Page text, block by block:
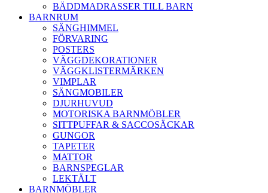
BÄDDMADRASSER TILL BARN
BARNRUM
SÄNGHIMMEL
FÖRVARING
POSTERS
VÄGGDEKORATIONER
VÄGGKLISTERMÄRKEN
VIMPLAR
SÄNGMOBILER
DJURHUVUD
MOTORISKA BARNMÖBLER
SITTPUFFAR & SACCOSÄCKAR
GUNGOR
TAPETER
MATTOR
BARNSPEGLAR
LEKTÄLT
BARNMÖBLER